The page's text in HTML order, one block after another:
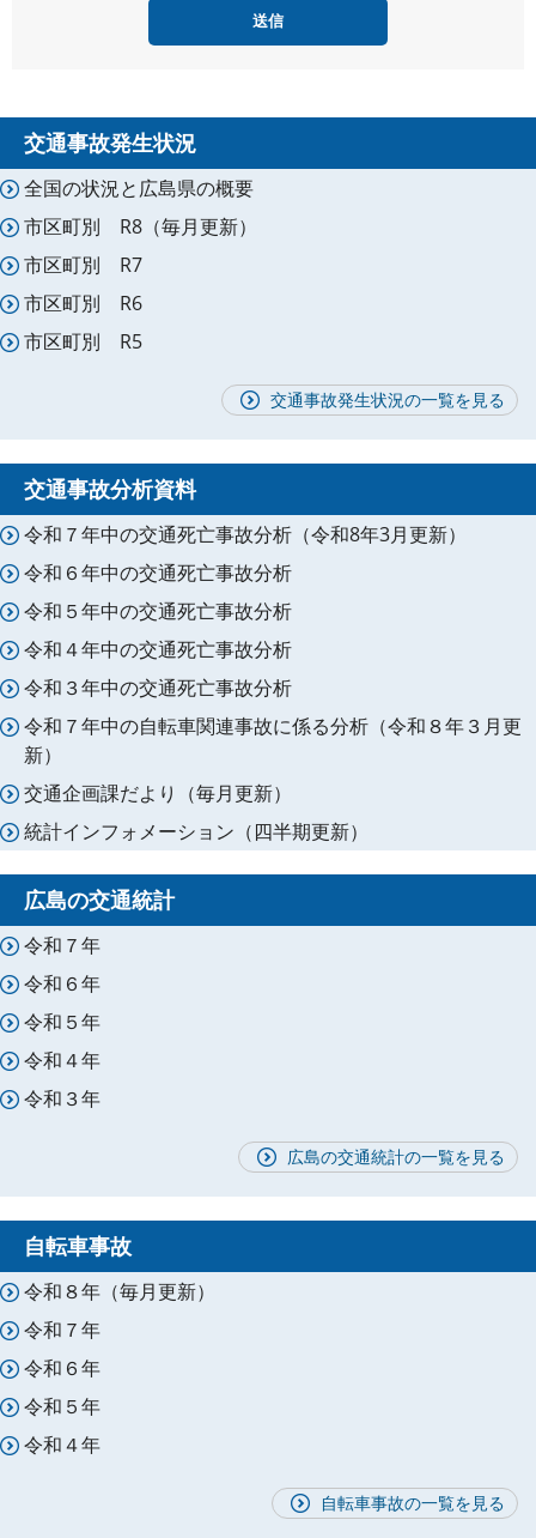
交通事故発生状況
全国の状況と広島県の概要
市区町別 R8（毎月更新）
市区町別 R7
市区町別 R6
市区町別 R5
交通事故発生状況の一覧を見る
交通事故分析資料
令和７年中の交通死亡事故分析（令和8年3月更新）
令和６年中の交通死亡事故分析
令和５年中の交通死亡事故分析
令和４年中の交通死亡事故分析
令和３年中の交通死亡事故分析
令和７年中の自転車関連事故に係る分析（令和８年３月更
新）
交通企画課だより（毎月更新）
統計インフォメーション（四半期更新）
広島の交通統計
令和７年
令和６年
令和５年
令和４年
令和３年
広島の交通統計の一覧を見る
自転車事故
令和８年（毎月更新）
令和７年
令和６年
令和５年
令和４年
自転車事故の一覧を見る